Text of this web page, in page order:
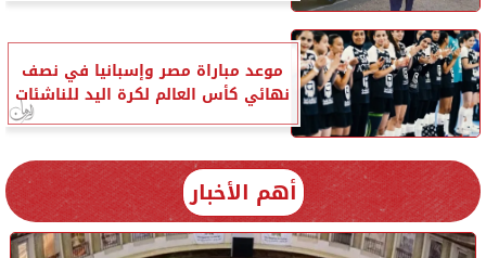
موعد مباراة مصر وإسبانيا في نصف
نهائي كأس العالم لكرة اليد للناشئات
أهم الأخبار